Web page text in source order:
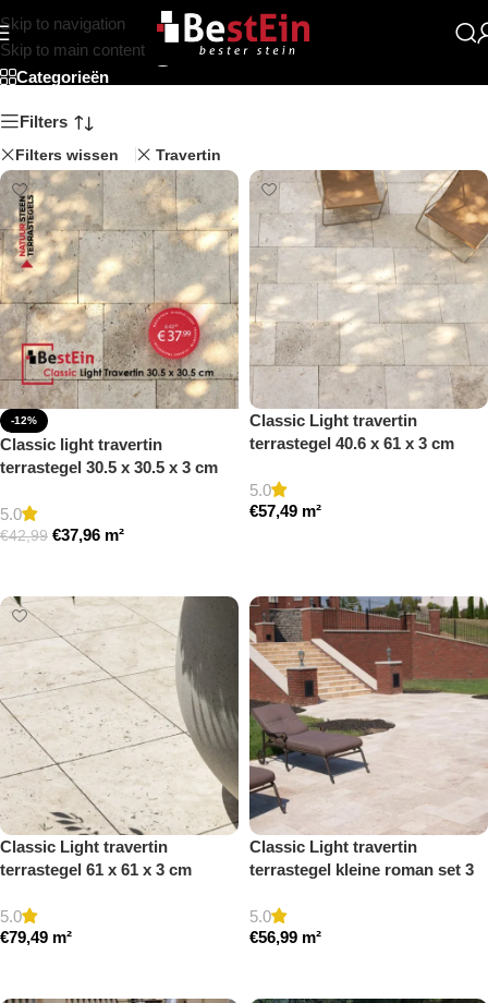
Skip to navigation
Skip to main content
Terrastegels
Categorieën
Filters
Filters wissen Travertin
-12%
Classic light travertin
terrastegel 30.5 x 30.5 x 3 cm
5.0
€42,99 €37,96 m²
Classic Light travertin
terrastegel 40.6 x 61 x 3 cm
5.0
€57,49 m²
Classic Light travertin
terrastegel 61 x 61 x 3 cm
5.0
€79,49 m²
Classic Light travertin
terrastegel kleine roman set 3
5.0
€56,99 m²